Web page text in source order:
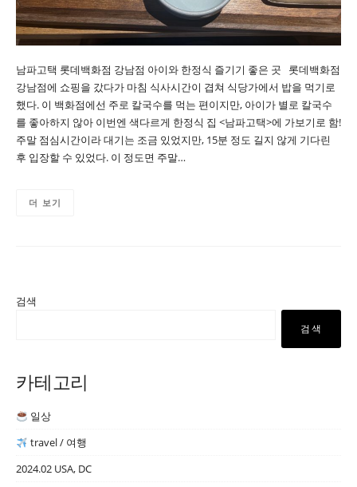
남파고택 롯데백화점 강남점 아이와 한정식 즐기기 좋은 곳 롯데백화점
강남점에 쇼핑을 갔다가 마침 식사시간이 겹쳐 식당가에서 밥을 먹기로
했다. 이 백화점에선 주로 칼국수를 먹는 편이지만, 아이가 별로 칼국수
를 좋아하지 않아 이번엔 색다르게 한정식 집 <남파고택>에 가보기로 함!
주말 점심시간이라 대기는 조금 있었지만, 15분 정도 길지 않게 기다린
후 입장할 수 있었다. 이 정도면 주말…
더 보기
검색
검색
카테고리
일상
travel / 여행
2024.02 USA, DC